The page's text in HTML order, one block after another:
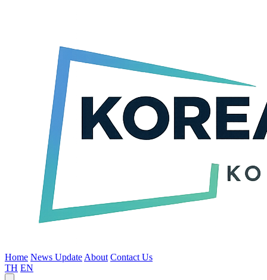
Home News Update About Contact Us
TH EN